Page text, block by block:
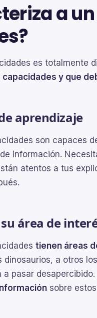
a
es totalmente
y que
aprendizaje
son capaces
información.
atentos a tus
área de
tienen áreas
dinosaurios, a otros
pasar
sobre